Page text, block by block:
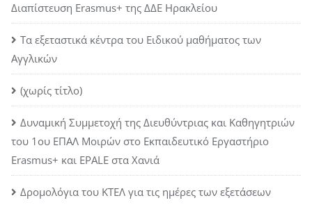
Διαπίστευση Erasmus+ της ΔΔΕ Ηρακλείου
Τα εξεταστικά κέντρα του Ειδικού μαθήματος των
Αγγλικών
(χωρίς τίτλο)
Δυναμική Συμμετοχή της Διευθύντριας και Καθηγητριών
του 1ου ΕΠΑΛ Μοιρών στο Εκπαιδευτικό Εργαστήριο
Erasmus+ και EPALE στα Χανιά
Δρομολόγια του ΚΤΕΛ για τις ημέρες των εξετάσεων